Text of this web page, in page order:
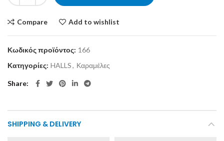
Compare Add to wishlist
Κωδικός προϊόντος: 166
Κατηγορίες: HALLS, Καραμέλες
Share
SHIPPING & DELIVERY